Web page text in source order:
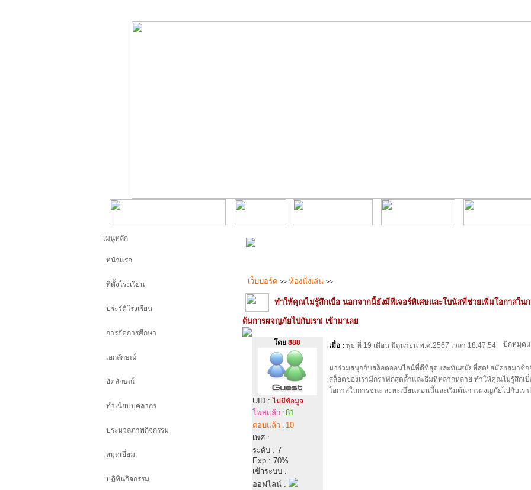
เมนูหลัก
หน้าแรก
ที่ตั้งโรงเรียน
ประวัติโรงเรียน
การจัดการศึกษา
เอกลักษณ์
อัตลักษณ์
ทำเนียบบุคลากร
ประมวลภาพกิจกรรม
สมุดเยี่ยม
ปฏิทินกิจกรรม
เว็บบอร์ด >> ห้องนั่งเล่น >>
ทำให้คุณไม่รู้สึกเบื่อ นอกจากนี้ยังมีฟีเจอร์พิเศษและโบนัสที่ช่วยเพิ่มโอกาสใน
ต้นการผจญภัยไปกับเรา! เข้ามาเลย
โดย 888
UID :ไม่มีข้อมูล
โพสแล้ว : 81
ตอบแล้ว : 10
เพศ :
ระดับ : 7
Exp : 70%
เข้าระบบ :
ออฟไลน์ :
เมื่อ : พุธ ที่ 19 เดือน มิถุนายน พ.ศ.2567 เวลา 18:47:54
มาร่วมสนุกกับสล็อตออนไลน์ที่ดีที่สุดและทันสมัยที่สุด! สมัครสมาชิก
สล็อตของเรามีกราฟิกสุดล้ำและธีมที่หลากหลาย ทำให้คุณไม่รู้สึกเ
โอกาสในการชนะ ลงทะเบียนตอนนี้และเริ่มต้นการผจญภัยไปกับเรา!